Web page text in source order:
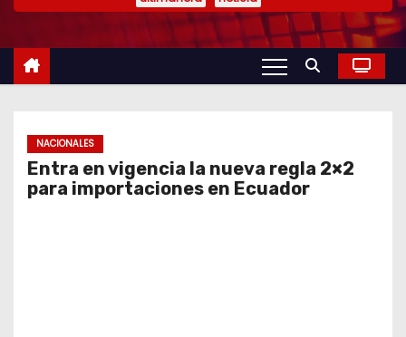
NACIONALES
Entra en vigencia la nueva regla 2×2
para importaciones en Ecuador